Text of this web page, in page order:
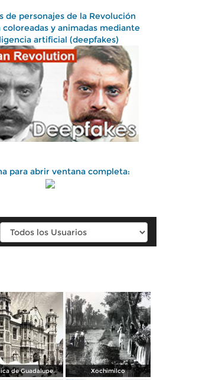
de personajes de la Revolución
coloreadas y animadas mediante
artificial (deepfakes)
para abrir ventana completa:
de Guadalupe. Xochimilco